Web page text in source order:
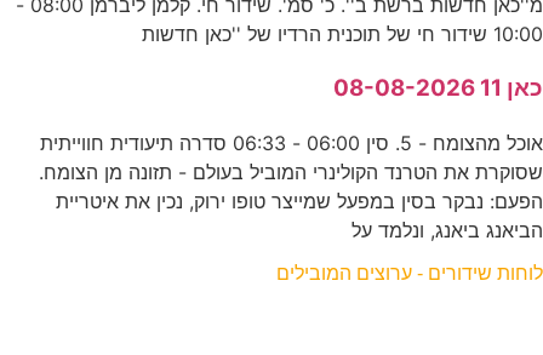
מ''כאן חדשות ברשת ב''. כ' סמ'. שידור חי. קלמן ליברמן 08:00 -
10:00 שידור חי של תוכנית הרדיו של ''כאן חדשות
כאן 11 08-08-2026
אוכל מהצומח - 5. סין 06:00 - 06:33 סדרה תיעודית חווייתית
שסוקרת את הטרנד הקולינרי המוביל בעולם - תזונה מן הצומח.
הפעם: נבקר בסין במפעל שמייצר טופו ירוק, נכין את איטריית
הביאנג ביאנג, ונלמד על
לוחות שידורים - ערוצים המובילים